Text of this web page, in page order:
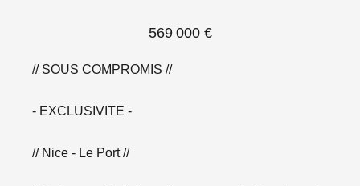
569 000 €
// SOUS COMPROMIS //
- EXCLUSIVITE -
// Nice - Le Port //